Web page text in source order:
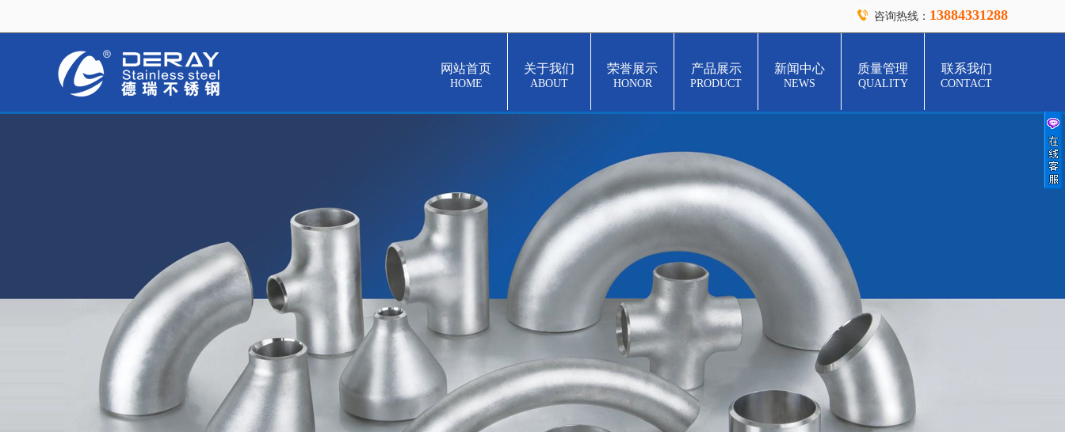
咨询热线： 13884331288
网站首页
HOME
关于我们
ABOUT
荣誉展示
HONOR
产品展示
PRODUCT
新闻中心
NEWS
质量管理
QUALITY
联系我们
CONTACT